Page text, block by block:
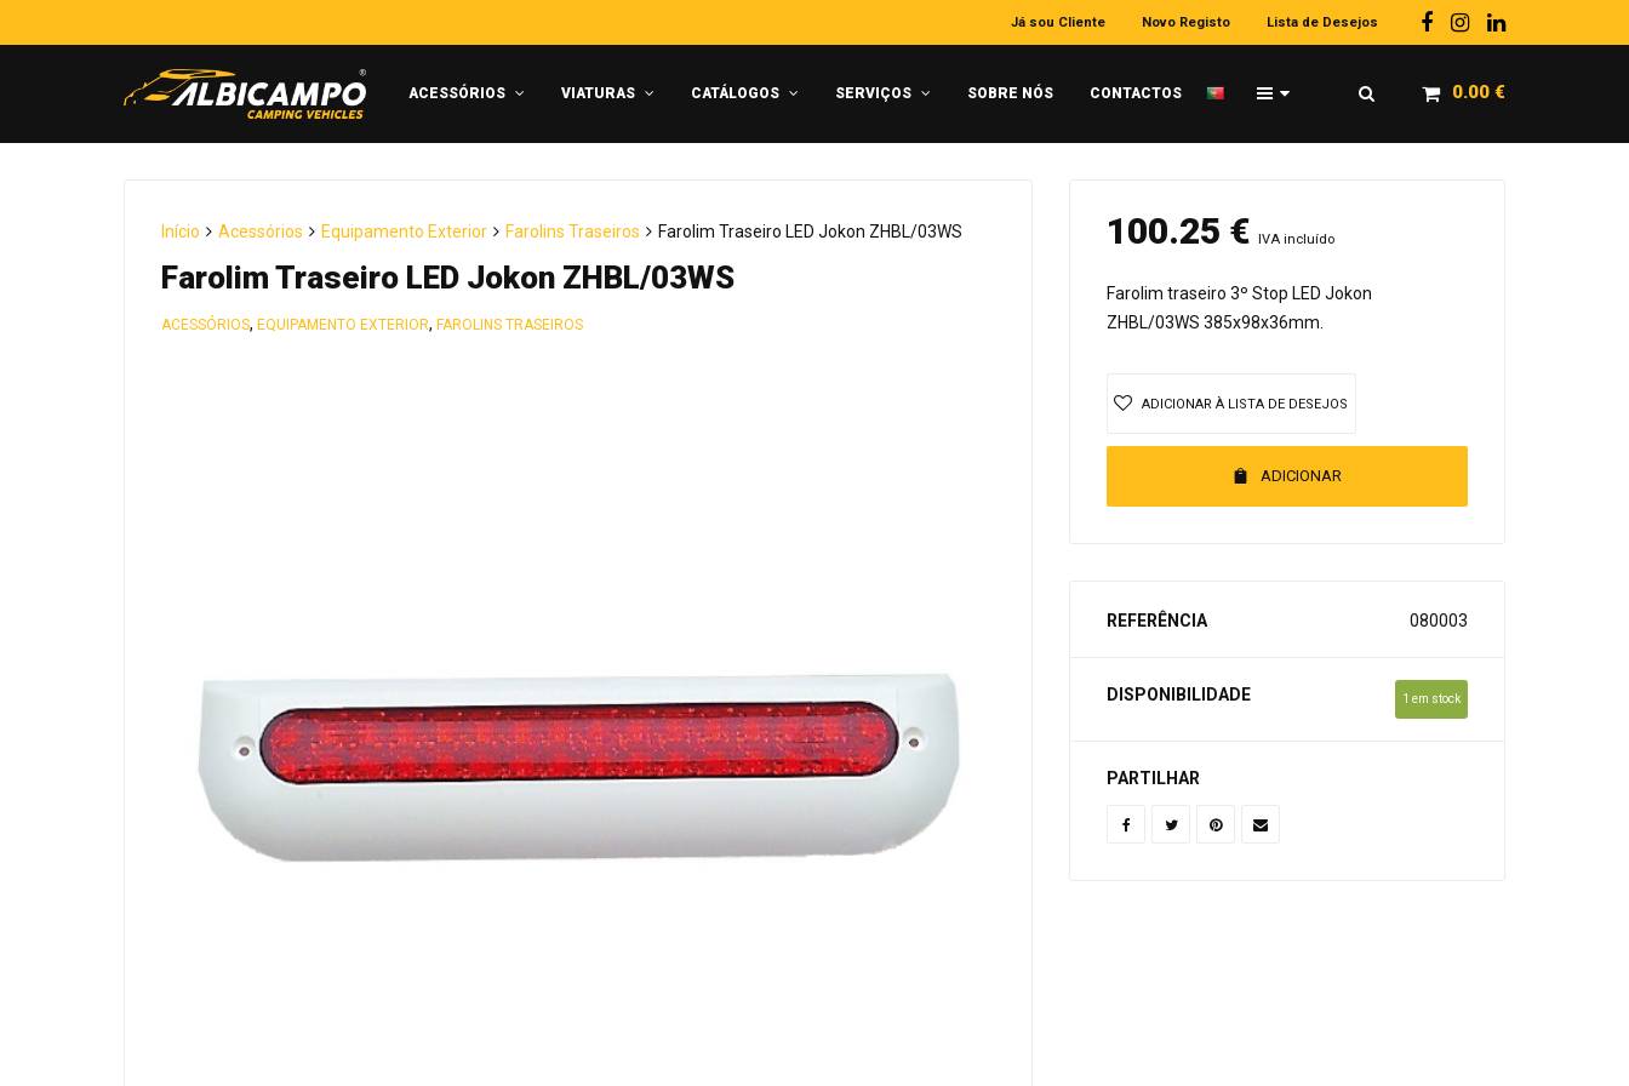
Já sou Cliente Novo Registo Lista de Desejos
ACESSÓRIOS VIATURAS CATÁLOGOS SERVIÇOS SOBRE NÓS CONTACTOS 0.00 €
Início Acessórios Equipamento Exterior Farolins Traseiros Farolim Traseiro LED Jokon ZHBL/03WS
Farolim Traseiro LED Jokon ZHBL/03WS
ACESSÓRIOS, EQUIPAMENTO EXTERIOR, FAROLINS TRASEIROS
100.25 € IVA incluído
Farolim traseiro 3º Stop LED Jokon
ZHBL/03WS 385x98x36mm.
ADICIONAR
ADICIONAR À LISTA DE DESEJOS
REFERÊNCIA 080003
DISPONIBILIDADE 1 em stock
PARTILHAR